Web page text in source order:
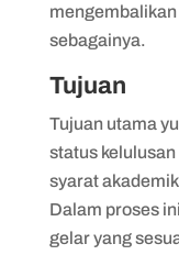
sebagainya.
Tujuan
Tujuan utama
status
syarat
Dalam proses
gelar yang